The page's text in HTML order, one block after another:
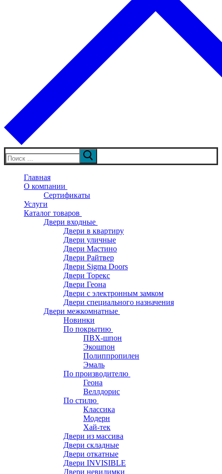
Искать:
Главная
О компании
Сертификаты
Услуги
Каталог товаров
Двери входные
Двери в квартиру
Двери уличные
Двери Мастино
Двери Райтвер
Двери Sigma Doors
Двери Торекс
Двери Геона
Двери с электронным замком
Двери специального назначения
Двери межкомнатные
Новинки
По покрытию
ПВХ-шпон
Экошпон
Полиппропилен
Эмаль
По производителю
Геона
Веллдорис
По стилю
Классика
Модерн
Хай-тек
Двери из массива
Двери складные
Двери откатные
Двери INVISIBLE
Двери невидимки